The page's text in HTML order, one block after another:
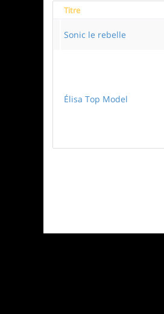
Titre
Sonic le rebelle
Élisa Top Model